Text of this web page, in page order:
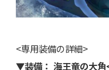
<専用装備の詳細>
▼装備： 海王竜の大角